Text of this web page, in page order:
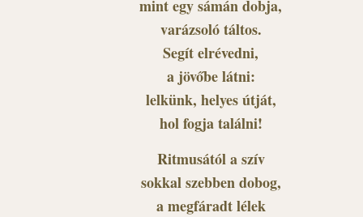
mint egy sámán dobja,
varázsoló táltos.
Segít elrévedni,
a jövőbe látni:
lelkünk, helyes útját,
hol fogja találni!
Ritmusától a szív
sokkal szebben dobog,
a megfáradt lélek